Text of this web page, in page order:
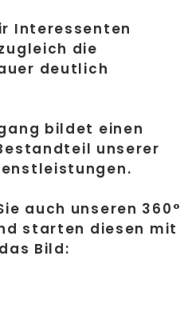
Interessenten
die
deutlich
bildet einen
unserer
auch unseren 360°
starten diesen mit
Bild: